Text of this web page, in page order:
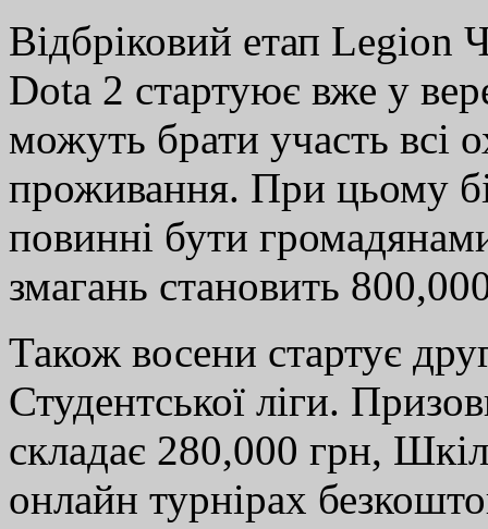
Відбріковий етап Legion
Dota 2 стартуює вже у
можуть брати участь всі
проживання. При цьому
повинні бути
змагань становить
Також восени стартує
Студентської ліги.
складає 280,000 грн,
онлайн турнірах